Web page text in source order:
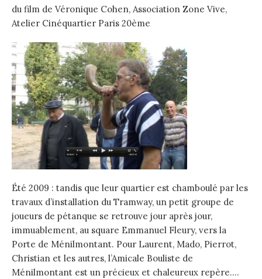
du film de Véronique Cohen, Association Zone Vive,
Atelier Cinéquartier Paris 20ème
Été 2009 : tandis que leur quartier est chamboulé par les
travaux d’installation du Tramway, un petit groupe de
joueurs de pétanque se retrouve jour après jour,
immuablement, au square Emmanuel Fleury, vers la
Porte de Ménilmontant. Pour Laurent, Mado, Pierrot,
Christian et les autres, l’Amicale Bouliste de
Ménilmontant est un précieux et chaleureux repère….